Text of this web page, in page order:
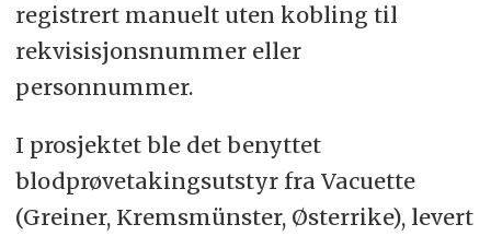
registrert manuelt uten kobling til
rekvisisjonsnummer eller
personnummer.
I prosjektet ble det benyttet
blodprøvetakingsutstyr fra Vacuette
(Greiner, Kremsmünster, Østerrike), levert